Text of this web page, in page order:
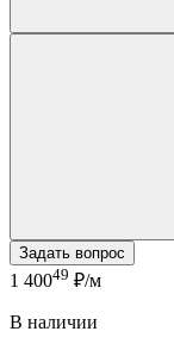
Задать вопрос
1 40049 ₽/м
В наличии